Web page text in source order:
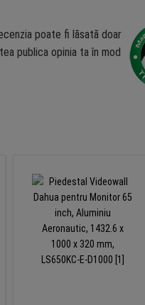
poate fi lăsată doar
publica opinia ta în mod